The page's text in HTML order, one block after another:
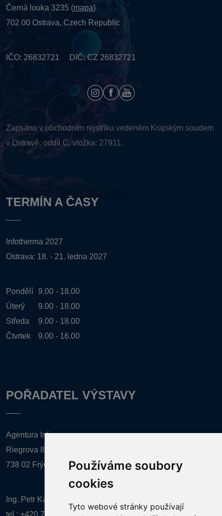
Používáme soubory
cookies
Tyto webové stránky používají
Černá louka 3235 (mapa)
702 00 Ostrava, Czech Republic
IČO: 26832721 DIČ: CZ 26832721
Zapsáno v obchodním rejstříku vedeném Krajským soudem
v Ostravě, oddíl C, vložka: 27911.
TERMÍN A ČASY
Infotherma 2027
Ostrava: 18. - 21. ledna 2027
Pondělí
9.00 - 18.00
Úterý
9.00 - 18.00
Středa
9.00 - 18.00
Čtvrtek
9.00 - 16.00
POŘADATEL VÝSTAVY
Agentura Inforpres, s.r.o.
Riegrova 857
738 02 Frýdek-Místek
Ing. Petr Kalenda,
tel.: +420 777 080 867 (EN comunication)